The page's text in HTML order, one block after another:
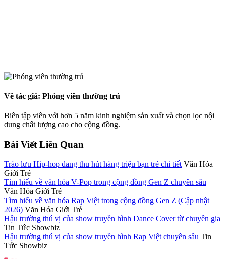
Về tác giả: Phóng viên thường trú
Biên tập viên với hơn 5 năm kinh nghiệm sản xuất và chọn lọc nội
dung chất lượng cao cho cộng đồng.
Bài Viết Liên Quan
Trào lưu Hip-hop đang thu hút hàng triệu bạn trẻ chi tiết Văn Hóa
Giới Trẻ
Tìm hiểu về văn hóa V-Pop trong cộng đồng Gen Z chuyên sâu
Văn Hóa Giới Trẻ
Tìm hiểu về văn hóa Rap Việt trong cộng đồng Gen Z (Cập nhật
2026) Văn Hóa Giới Trẻ
Hậu trường thú vị của show truyền hình Dance Cover từ chuyên gia
Tin Tức Showbiz
Hậu trường thú vị của show truyền hình Rap Việt chuyên sâu Tin
Tức Showbiz